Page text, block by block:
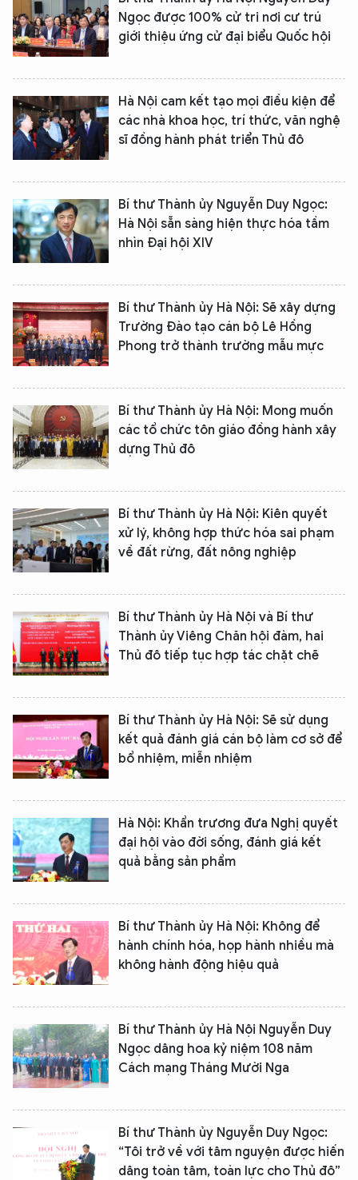
Ngọc được 100% cử tri nơi cư trú
giới thiệu ứng cử đại biểu Quốc hội
Hà Nội cam kết tạo mọi điều kiện để
các nhà khoa học, trí thức, văn nghệ
sĩ đồng hành phát triển Thủ đô
Bí thư Thành ủy Nguyễn Duy Ngọc:
Hà Nội sẵn sàng hiện thực hóa tầm
nhìn Đại hội XIV
Bí thư Thành ủy Hà Nội: Sẽ xây dựng
Trường Đào tạo cán bộ Lê Hồng
Phong trở thành trường mẫu mực
Bí thư Thành ủy Hà Nội: Mong muốn
các tổ chức tôn giáo đồng hành xây
dựng Thủ đô
Bí thư Thành ủy Hà Nội: Kiên quyết
xử lý, không hợp thức hóa sai phạm
về đất rừng, đất nông nghiệp
Bí thư Thành ủy Hà Nội và Bí thư
Thành ủy Viêng Chăn hội đàm, hai
Thủ đô tiếp tục hợp tác chặt chẽ
Bí thư Thành ủy Hà Nội: Sẽ sử dụng
kết quả đánh giá cán bộ làm cơ sở để
bổ nhiệm, miễn nhiệm
Hà Nội: Khẩn trương đưa Nghị quyết
đại hội vào đời sống, đánh giá kết
quả bằng sản phẩm
Bí thư Thành ủy Hà Nội: Không để
hành chính hóa, họp hành nhiều mà
không hành động hiệu quả
Bí thư Thành ủy Hà Nội Nguyễn Duy
Ngọc dâng hoa kỷ niệm 108 năm
Cách mạng Tháng Mười Nga
Bí thư Thành ủy Nguyễn Duy Ngọc:
“Tôi trở về với tâm nguyện được hiến
dâng toàn tâm, toàn lực cho Thủ đô”
XIN CHÀO,
TÔI LÀ CHATBOT CỦA
Hãy hỏi tôi bất kỳ điều gì bạn cần biết về
An Ninh Thủ Đô nhé. Tôi sẵn sàng hỗ trợ!